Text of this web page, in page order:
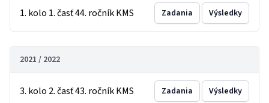
1. kolo 1. časť 44. ročník KMS Zadania Výsledky
2021 / 2022
3. kolo 2. časť 43. ročník KMS Zadania Výsledky